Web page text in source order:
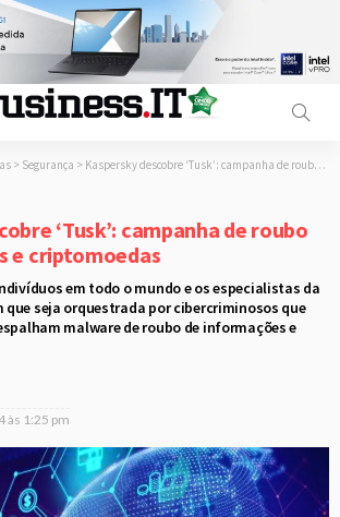
> Segurança > Kaspersky descobre ‘Tusk’: campanha de roubo de informações e criptomoedas
‘Tusk’: campanha de roubo
e criptomoedas
em todo o mundo e os especialistas da
que seja orquestrada por cibercriminosos que
malware de roubo de informações e
às 1:25 pm